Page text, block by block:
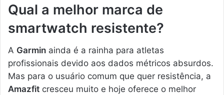
Qual a melhor marca de
smartwatch resistente?
A Garmin ainda é a rainha para atletas
profissionais devido aos dados métricos absurdos.
Mas para o usuário comum que quer resistência, a
Amazfit cresceu muito e hoje oferece o melhor